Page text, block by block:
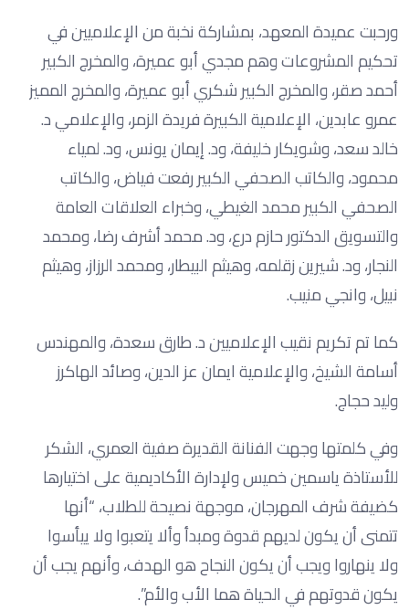
ورحبت عميدة المعهد، بمشاركة نخبة من الإعلاميين في
تحكيم المشروعات وهم مجدي أبو عميرة، والمخرج الكبير
أحمد صقر، والمخرج الكبير شكري أبو عميرة، والمخرج المميز
عمرو عابدين، الإعلامية الكبيرة فريدة الزمر، والإعلامي د.
خالد سعد، وشويكار خليفة، ود. إيمان يونس، ود. لمياء
محمود، والكاتب الصحفي الكبير رفعت فياض، والكاتب
الصحفي الكبير محمد الغيطي، وخبراء العلاقات العامة
والتسويق الدكتور حازم درع، ود. محمد أشرف رضا، ومحمد
النجار، ود. شيرين زقلمه، وهيثم البيطار، ومحمد الرزاز، وهيثم
نبيل، وانجي منيب.
كما تم تكريم نقيب الإعلاميين د. طارق سعدة، والمهندس
أسامة الشيخ، والإعلامية ايمان عز الدين، وصائد الهاكرز
وليد حجاج.
وفي كلمتها وجهت الفنانة القديرة صفية العمري، الشكر
للأستاذة ياسمين خميس ولإدارة الأكاديمية على اختيارها
كضيفة شرف المهرجان، موجهة نصيحة للطلاب، “أنها
تتمنى أن يكون لديهم قدوة ومبدأ وألا يتعبوا ولا ييأسوا
ولا ينهاروا ويجب أن يكون النجاح هو الهدف، وأنهم يجب أن
يكون قدوتهم في الحياة هما الأب والأم”.